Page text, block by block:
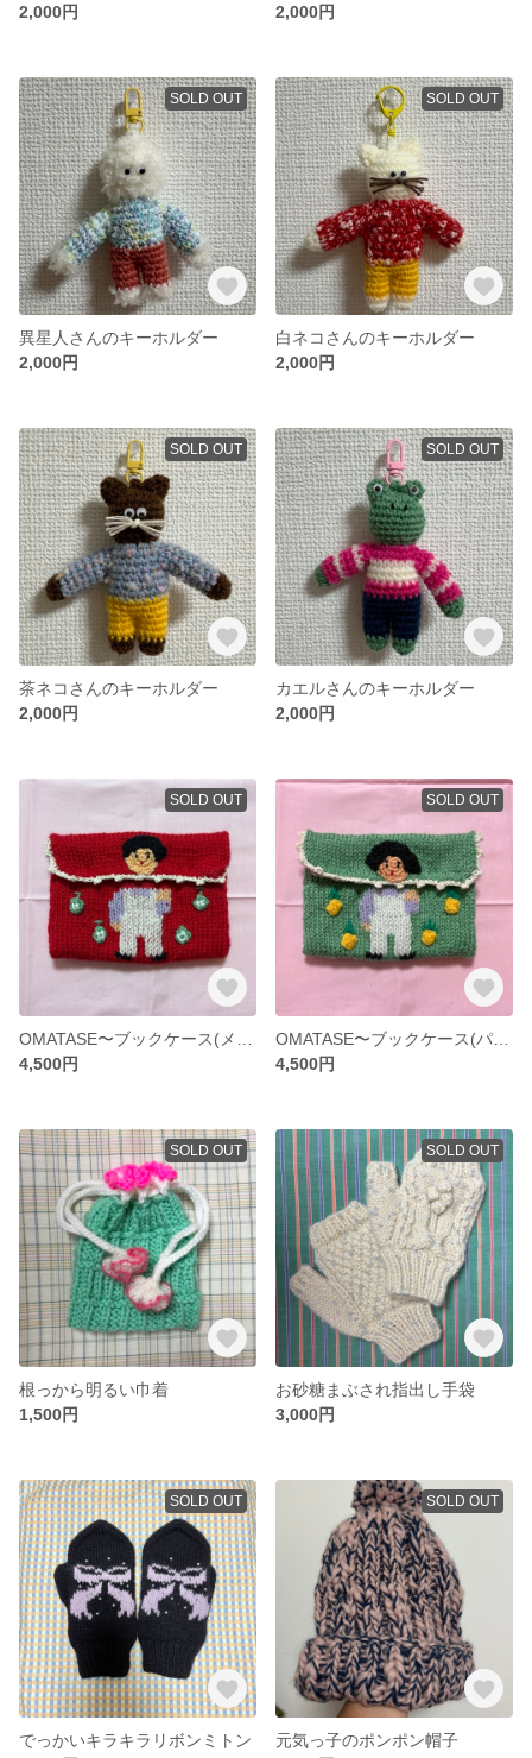
2,000円
2,000円
SOLD OUT
異星人さんのキーホルダー
2,000円
SOLD OUT
白ネコさんのキーホルダー
2,000円
SOLD OUT
茶ネコさんのキーホルダー
2,000円
SOLD OUT
カエルさんのキーホルダー
2,000円
SOLD OUT
4,500円
SOLD OUT
4,500円
SOLD OUT
根っから明るい巾着
1,500円
SOLD OUT
お砂糖まぶされ指出し手袋
3,000円
SOLD OUT
でっかいキラキラリボンミトン
SOLD OUT
元気っ子のポンポン帽子